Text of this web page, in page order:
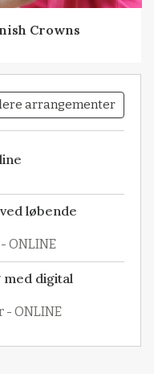
Crowns
arrangementer
løbende
ONLINE
med digital
- ONLINE